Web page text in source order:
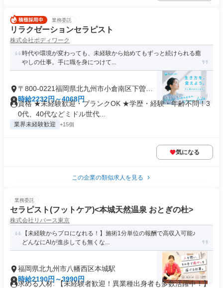
業務委託
リラクゼーションセラピスト
株式会社ボディワーク
時代や環境が変わっても、未経験から始めてもずっと続けられる癒
やしの仕事。手に職を身につけて...
〒800-0221福岡県北九州市小倉南区下曽根
新町
時給2232円～4068円
資格 ★未経験歓迎・ブランクOK ★学歴・経験・年齢不問！3
0代、40代などミドル世代...
業界未経験歓迎 +15個
気になる
この企業の類似求人を見る
業務委託
セラピスト(フットケア)<本城天然温泉 おとぎの杜>
株式会社リバース東京
【未経験からプロになれる！】施術1分単位の報酬で高収入可能♪
どんなにAIが進歩しても無くな...
福岡県北九州市八幡西区本城駅
時給2190円～3990円
求める人材: 【未経験者歓迎！異業種出身者も多数活躍中！】